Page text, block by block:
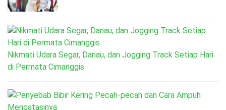
Nikmati Udara Segar, Danau, dan Jogging Track Setiap Hari
di Permata Cimanggis